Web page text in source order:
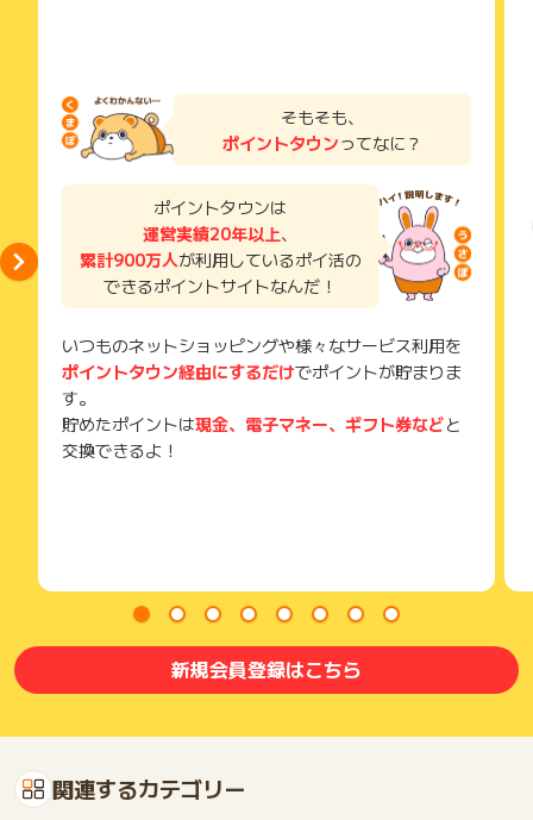
プ（メルカリShops）を含んだ状態で検索をしてください）
・検索結果の画面で「絞り込み > 出品者」にて「ショップ(メ
ルカリShops)」を選択
・商品詳細ページで、上部に「メルカリShops」の黒い帯があ
るか確認し、購入
【ポイント獲得対象外条件】
・2025年8月18日～ ios端末のみ成果対象。android端末は
成果対象外となります。
・虚偽、入力内容不備、リスティング違反、悪戯、不正、購入
・購入後、取引完了まで至らなかった成果・成果確定前に商品
データを削除している成果
・Webブラウザ上で購入完了した場合
・メルカリShops以外の商品を購入した場合
・サイトに遷移した段階でメルカリ会員ではない、またはアプ
リインストールをしていない場合
ください。
※2026年2月1日より調査依頼は受付停止とさせていただきます
■必須項目
メルカリユーザーID、商品ID
※商品ID：購入完了画面に表示される注文番号箇所の「order_
ポイントについて、広告主へ直接問い合わせする事を固く禁じ
ます。
了などのメールは、ポイント獲得するまで必ず保管してくださ
獲得待ち・獲得失敗の状態でお問い合わせされる際に、該当の
メールを送っていただく場合がございます。
そのため、紛失・破棄された場合は対応いたしかねますので、
ご注意ください。
(※) SafariやChromeなどwebサイトを表示するアプリのこと
ア・飲食店・ドラッグストアなど、
さまざまなお店で利用でき、銀行口座からのチャージも可能。
メルカリのアプリでかんたんに決済ができます。もちろん、メ
ルカリでの買い物にも使えます。
#メルカリ #フリマ #オークション #雑貨 #家電
そもそも、
ポイントタウンってなに？
ポイントタウンは
運営実績20年以上、
累計900万人が利用しているポイ活の
できるポイントサイトなんだ！
いつものネットショッピングや様々なサービス利用を
ポイントタウン経由にするだけでポイントが貯まりま
す。
貯めたポイントは現金、電子マネー、ギフト券などと
交換できるよ！
新規会員登録はこちら
関連するカテゴリー